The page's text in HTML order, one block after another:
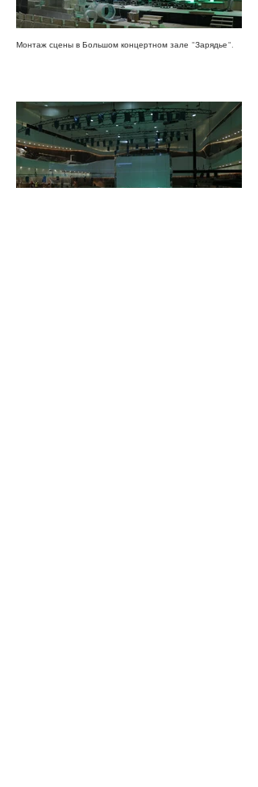
Монтаж сцены в Большом концертном зале "Зарядье".